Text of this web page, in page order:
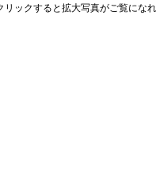
リックすると拡大写真がご覧にな